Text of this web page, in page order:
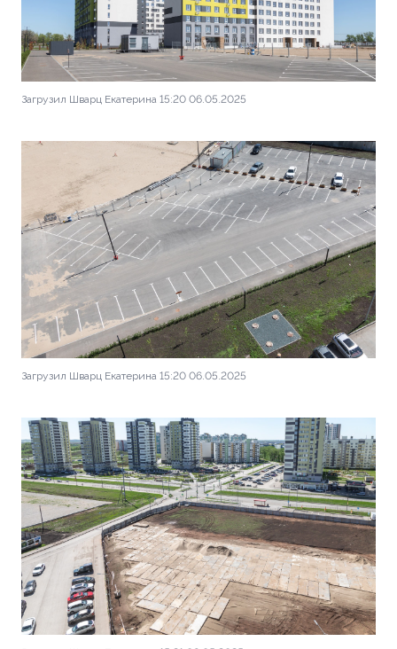
Загрузил Шварц Екатерина 15:20 06.05.2025
Загрузил Шварц Екатерина 15:20 06.05.2025